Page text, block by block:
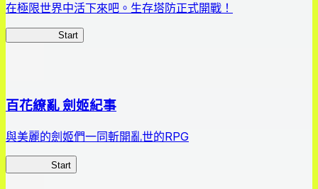
在極限世界中活下來吧。生存塔防正式開戰！
Start
百花繚亂 劍姬紀事
與美麗的劍姬們一同斬開亂世的RPG
Start